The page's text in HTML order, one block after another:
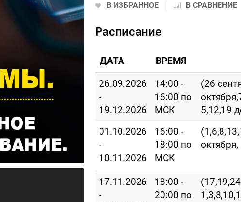
В ИЗБРАННОЕ В СРАВНЕНИЕ
Расписание
ДАТА ВРЕМЯ
26.09.2026
-
19.12.2026
14:00 -
16:00 по
МСК
(26
5,12,19
01.10.2026
-
10.11.2026
16:00 -
18:00 по
МСК
17.11.2026
-
18:00 -
20:00 по